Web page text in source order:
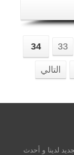
33
34
التالي
لدينا و أحدث